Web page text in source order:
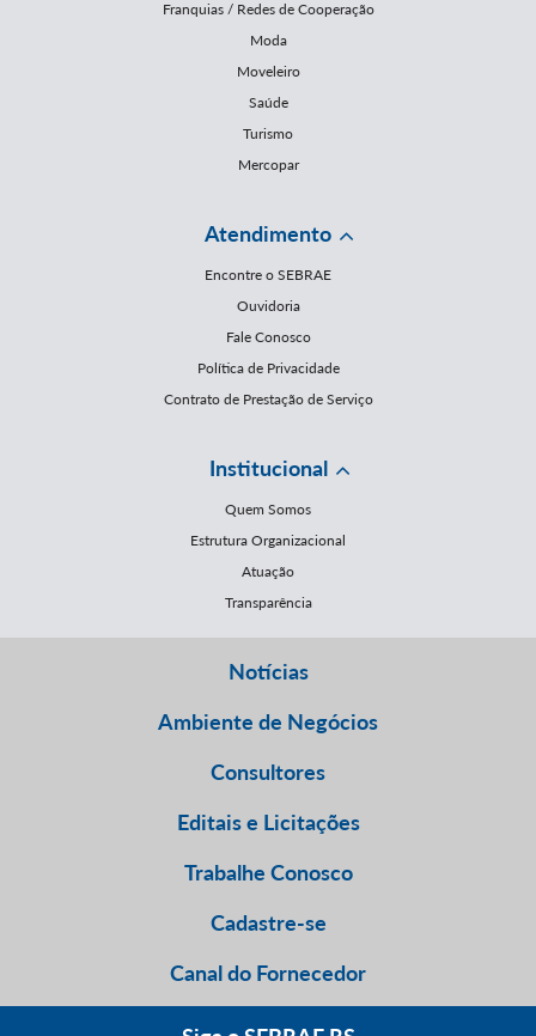
Franquias / Redes de Cooperação
Moda
Moveleiro
Saúde
Turismo
Mercopar
Atendimento
Encontre o SEBRAE
Ouvidoria
Fale Conosco
Política de Privacidade
Contrato de Prestação de Serviço
Institucional
Quem Somos
Estrutura Organizacional
Atuação
Transparência
Notícias
Ambiente de Negócios
Consultores
Editais e Licitações
Trabalhe Conosco
Cadastre-se
Canal do Fornecedor